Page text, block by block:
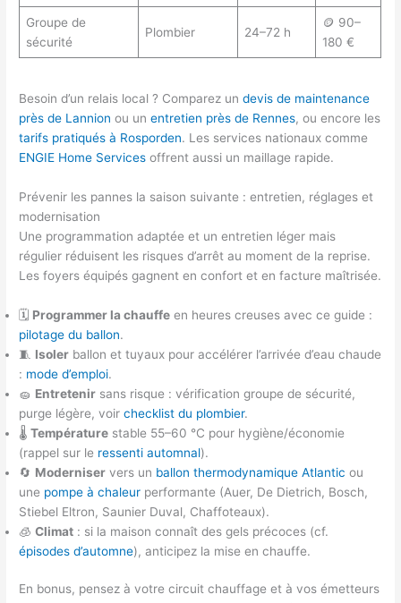
Groupe de
sécurité
Plombier 24–72 h
🪙 90–
180 €
Besoin d’un relais local ? Comparez undevis de maintenance
près de Lannion ou unentretien près de Rennes, ou encore les
tarifs pratiqués à Rosporden. Les services nationaux comme
ENGIE Home Services offrent aussi un maillage rapide.
Prévenir les pannes la saison suivante : entretien, réglages et
modernisation
Une programmation adaptée et un entretien léger mais
régulier réduisent les risques d’arrêt au moment de la reprise.
Les foyers équipés gagnent en confort et en facture maîtrisée.
🗓️ Programmer la chauffe en heures creuses avec ce guide :
pilotage du ballon.
🧵 Isoler ballon et tuyaux pour accélérer l’arrivée d’eau chaude
: mode d’emploi.
🧽 Entretenir sans risque : vérification groupe de sécurité,
purge légère, voirchecklist du plombier.
🌡️Température stable 55–60 °C pour hygiène/économie
(rappel sur le ressenti automnal).
🔄 Moderniser vers un ballon thermodynamique Atlantic ou
une pompe à chaleur performante (Auer, De Dietrich, Bosch,
Stiebel Eltron, Saunier Duval, Chaffoteaux).
🧊Climat : si la maison connaît des gels précoces (cf.
épisodes d’automne), anticipez la mise en chauffe.
En bonus, pensez à votre circuit chauffage et à vos émetteurs